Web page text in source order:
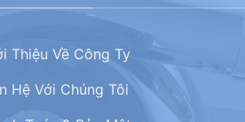
Thiệu Về Công Ty
Hệ Với Chúng Tôi